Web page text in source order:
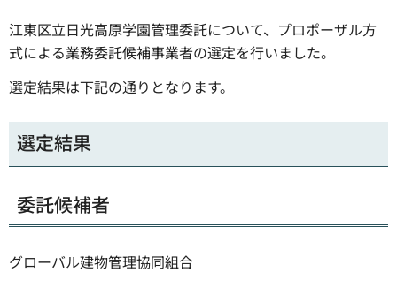
江東区立日光高原学園管理委託について、プロポーザル方
式による業務委託候補事業者の選定を行いました。
選定結果は下記の通りとなります。
選定結果
委託候補者
グローバル建物管理協同組合